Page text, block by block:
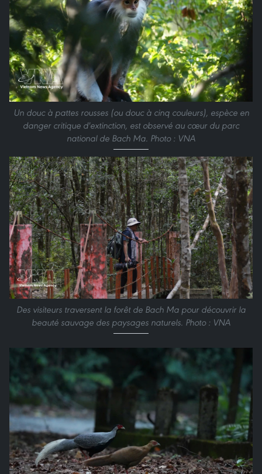
Un douc à pattes rousses (ou douc à cinq couleurs), espèce en
danger critique d'extinction, est observé au cœur du parc
national de Bach Ma. Photo : VNA
Des visiteurs traversent la forêt de Bach Ma pour découvrir la
beauté sauvage des paysages naturels. Photo : VNA